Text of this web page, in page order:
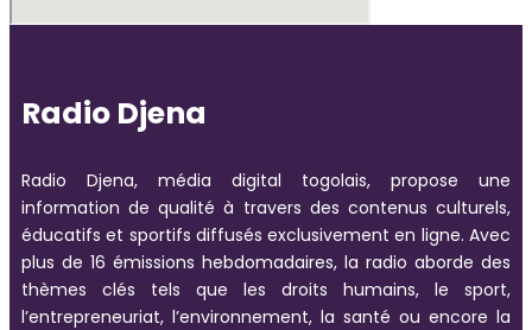
Radio Djena
Radio Djena, média digital togolais, propose une
information de qualité à travers des contenus culturels,
éducatifs et sportifs diffusés exclusivement en ligne. Avec
plus de 16 émissions hebdomadaires, la radio aborde des
thèmes clés tels que les droits humains, le sport,
l’entrepreneuriat, l’environnement, la santé ou encore la